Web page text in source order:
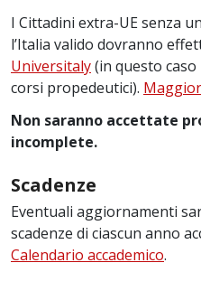
I Cittadini extra-UE senza
l’Italia valido dovranno
Universitaly(in questo caso
corsi propedeutici).
Non saranno accettate
incomplete.
Scadenze
Eventuali aggiornamenti
scadenze di ciascun anno
Calendario accademico.